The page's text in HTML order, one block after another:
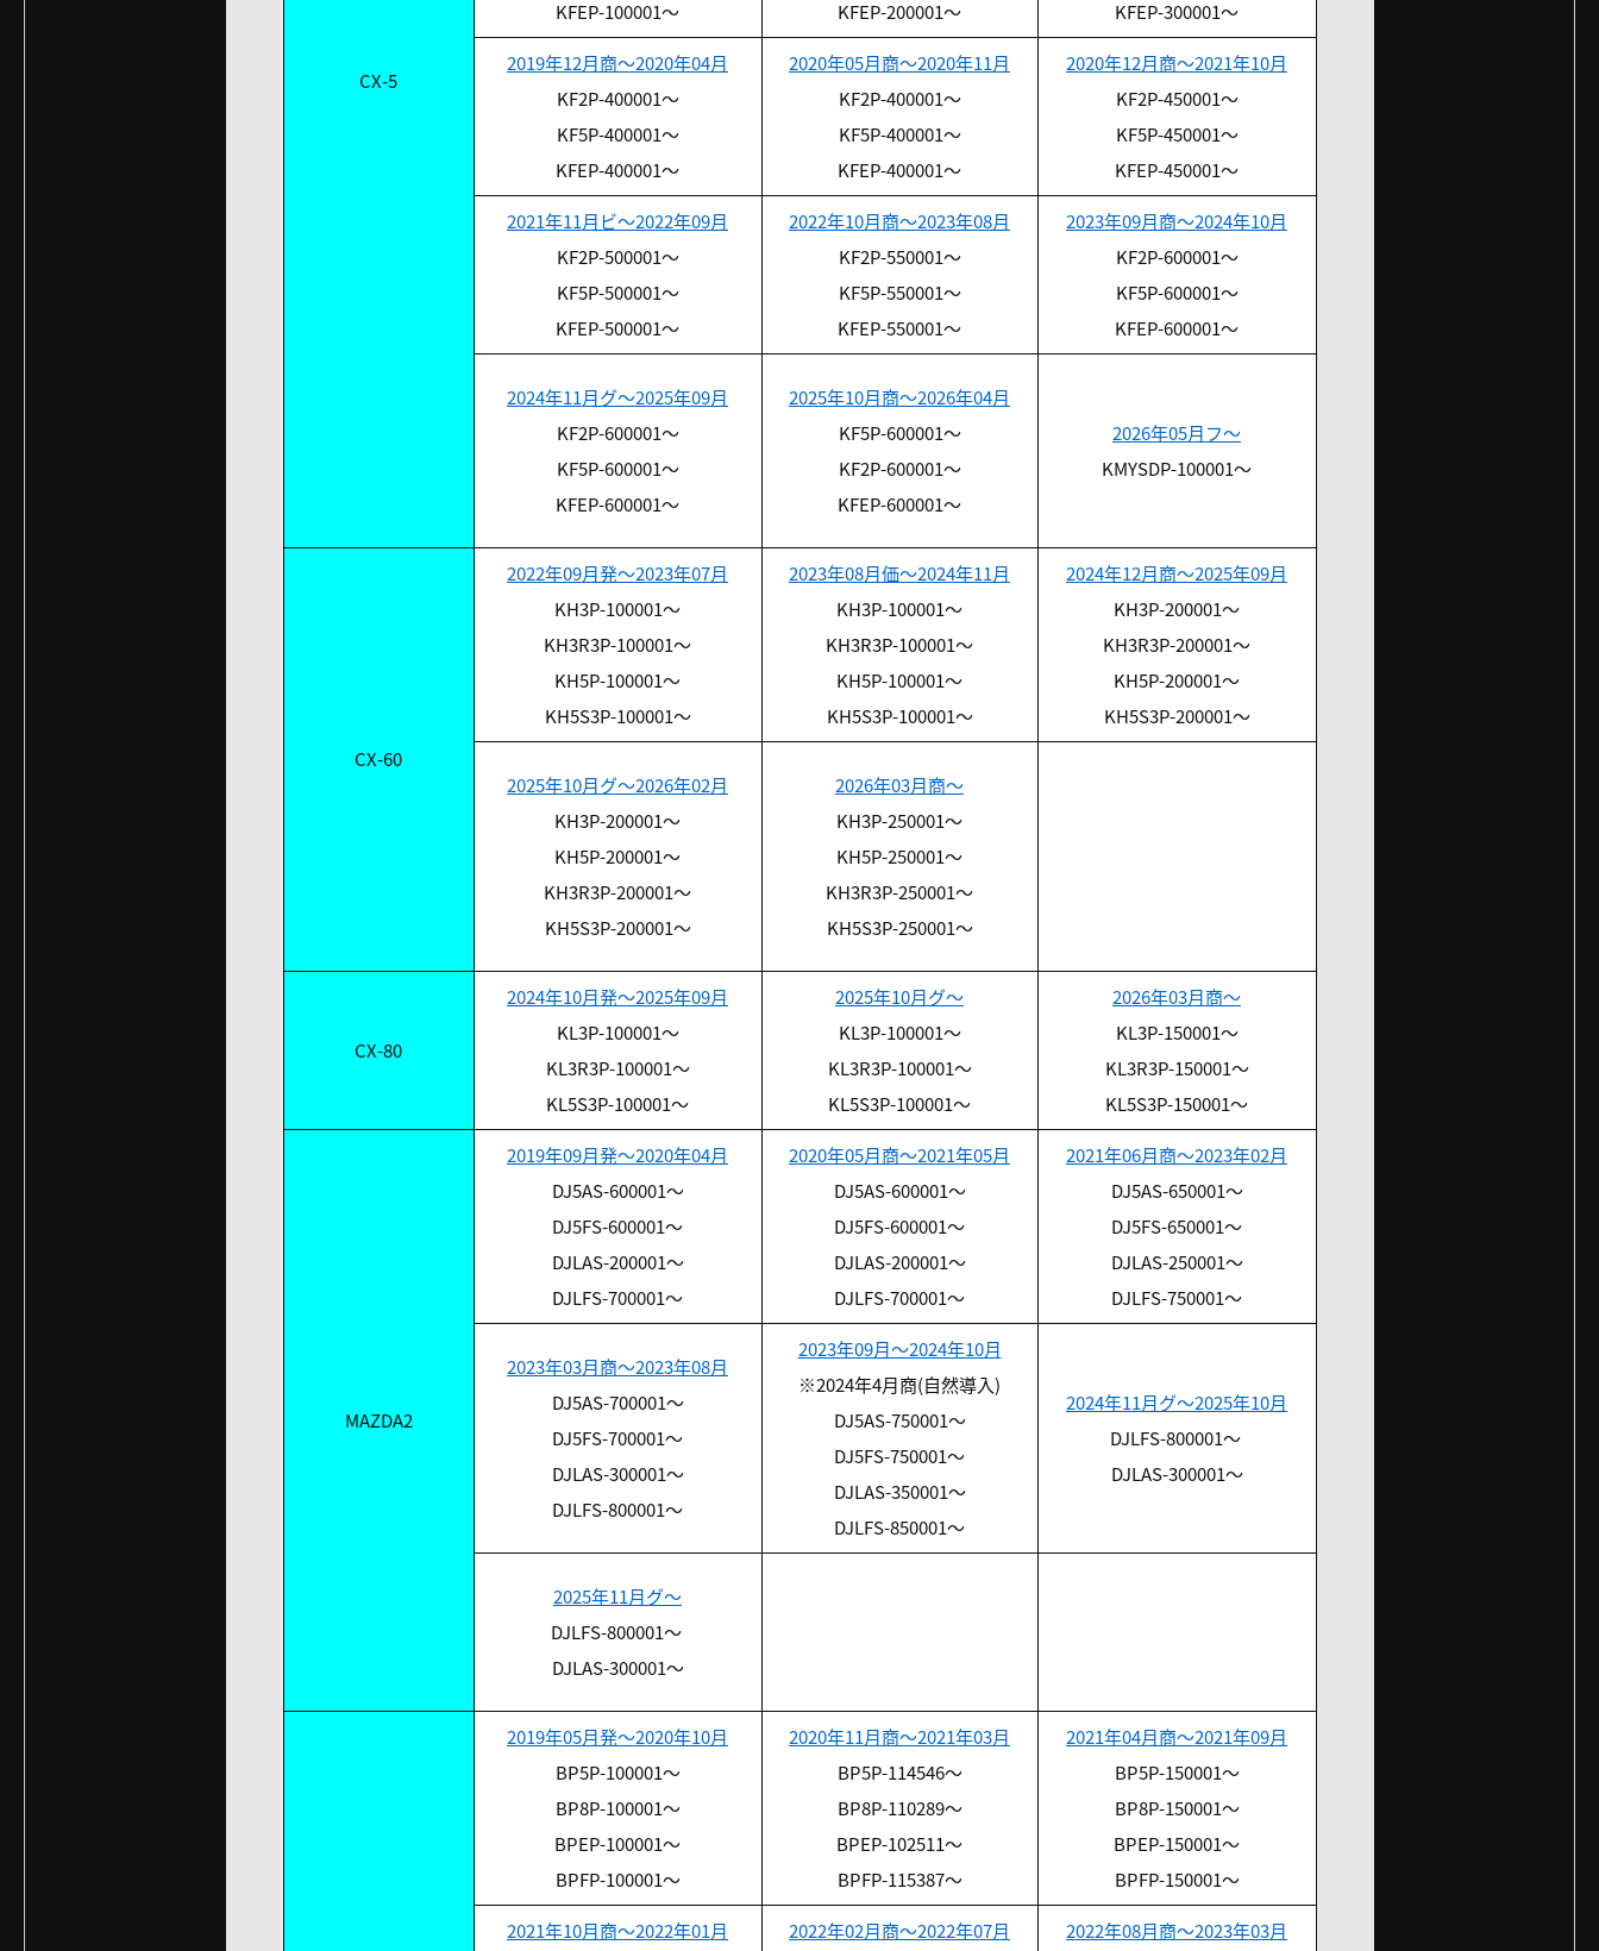
CX-5
KFEP-100001～
KFEP-200001～
KFEP-300001～
2019年12月商～2020年04月
KF2P-400001～
KF5P-400001～
KFEP-400001～
2020年05月商～2020年11月
KF2P-400001～
KF5P-400001～
KFEP-400001～
2020年12月商～2021年10月
KF2P-450001～
KF5P-450001～
KFEP-450001～
2021年11月ビ～2022年09月
KF2P-500001～
KF5P-500001～
KFEP-500001～
2022年10月商～2023年08月
KF2P-550001～
KF5P-550001～
KFEP-550001～
2023年09月商～2024年10月
KF2P-600001～
KF5P-600001～
KFEP-600001～
2024年11月グ～2025年09月
KF2P-600001～
KF5P-600001～
KFEP-600001～
2025年10月商～2026年04月
KF5P-600001～
KF2P-600001～
KFEP-600001～
2026年05月フ～
KMYSDP-100001～
CX-60
2022年09月発～2023年07月
KH3P-100001～
KH3R3P-100001～
KH5P-100001～
KH5S3P-100001～
2023年08月価～2024年11月
KH3P-100001～
KH3R3P-100001～
KH5P-100001～
KH5S3P-100001～
2024年12月商～2025年09月
KH3P-200001～
KH3R3P-200001～
KH5P-200001～
KH5S3P-200001～
2025年10月グ～2026年02月
KH3P-200001～
KH5P-200001～
KH3R3P-200001～
KH5S3P-200001～
2026年03月商～
KH3P-250001～
KH5P-250001～
KH3R3P-250001～
KH5S3P-250001～
CX-80
2024年10月発～2025年09月
KL3P-100001～
KL3R3P-100001～
KL5S3P-100001～
2025年10月グ～
KL3P-100001～
KL3R3P-100001～
KL5S3P-100001～
2026年03月商～
KL3P-150001～
KL3R3P-150001～
KL5S3P-150001～
MAZDA2
2019年09月発～2020年04月
DJ5AS-600001～
DJ5FS-600001～
DJLAS-200001～
DJLFS-700001～
2020年05月商～2021年05月
DJ5AS-600001～
DJ5FS-600001～
DJLAS-200001～
DJLFS-700001～
2021年06月商～2023年02月
DJ5AS-650001～
DJ5FS-650001～
DJLAS-250001～
DJLFS-750001～
2023年03月商～2023年08月
DJ5AS-700001～
DJ5FS-700001～
DJLAS-300001～
DJLFS-800001～
2023年09月～2024年10月
※2024年4月商(自然導入)
DJ5AS-750001～
DJ5FS-750001～
DJLAS-350001～
DJLFS-850001～
2024年11月グ～2025年10月
DJLFS-800001～
DJLAS-300001～
2025年11月グ～
DJLFS-800001～
DJLAS-300001～
2019年05月発～2020年10月
BP5P-100001～
BP8P-100001～
BPEP-100001～
BPFP-100001～
2020年11月商～2021年03月
BP5P-114546～
BP8P-110289～
BPEP-102511～
BPFP-115387～
2021年04月商～2021年09月
BP5P-150001～
BP8P-150001～
BPEP-150001～
BPFP-150001～
2021年10月商～2022年01月 2022年02月商～2022年07月 2022年08月商～2023年03月